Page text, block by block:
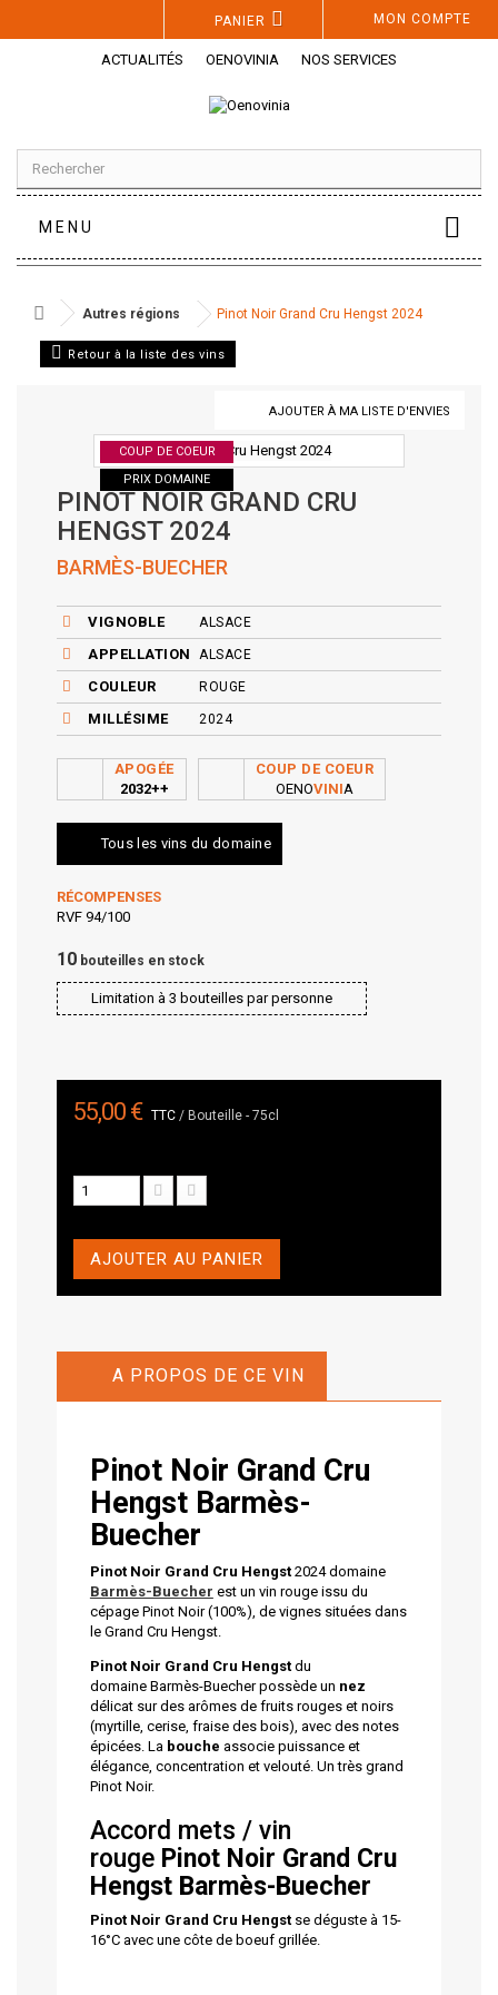
MON COMPTE
PANIER
ACTUALITÉS OENOVINIA NOS SERVICES
MENU
Autres régions Pinot Noir Grand Cru Hengst 2024
AJOUTER À MA LISTE D'ENVIES
Retour à la liste des vins
COUP DE COEUR
PRIX DOMAINE
PINOT NOIR GRAND CRU
HENGST 2024
BARMÈS-BUECHER
VIGNOBLE ALSACE
APPELLATION ALSACE
COULEUR ROUGE
MILLÉSIME 2024
APOGÉE
2032++
COUP DE COEUR
OENOVINIA
Tous les vins du domaine
RÉCOMPENSES
RVF 94/100
10 bouteilles en stock
Limitation à 3 bouteilles par personne
55,00 € TTC/ Bouteille - 75cl
AJOUTER AU PANIER
A PROPOS DE CE VIN
Pinot Noir Grand Cru
Hengst Barmès-
Buecher
Pinot Noir Grand Cru Hengst2024 domaine
Barmès-Buecher est un vin rouge issu du
cépage Pinot Noir (100%), de vignes situées dans
le Grand Cru Hengst.
Pinot Noir Grand Cru Hengst du
domaine Barmès-Buecher possède un nez
délicat sur des arômes de fruits rouges et noirs
(myrtille, cerise, fraise des bois), avec des notes
épicées. La bouche associe puissance et
élégance, concentration et velouté. Un très grand
Pinot Noir.
Accord mets / vin
rouge Pinot Noir Grand Cru
Hengst Barmès-Buecher
Pinot Noir Grand Cru Hengstse déguste à 15-
16°C avec une côte de boeuf grillée.